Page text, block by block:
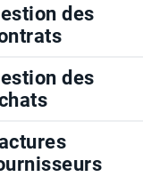
des
des